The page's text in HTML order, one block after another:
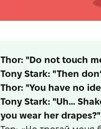
Thor: "Do not touch
Tony Stark: "Then
Thor: "You have no
Tony Stark: "Uh…
you wear her drapes?"